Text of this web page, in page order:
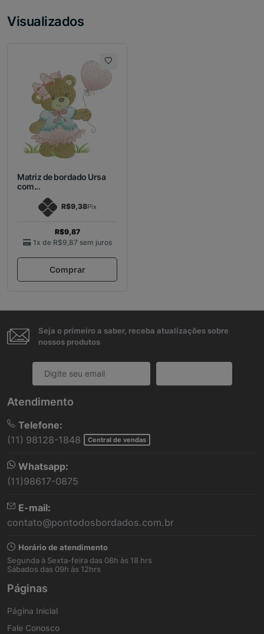
Visualizados
Matriz de bordado Ursa
com...
R$9,38Pix
R$9,87
1x de R$9,87 sem juros
Comprar
Seja o primeiro a saber, receba atualizações sobre
nossos produtos
Atendimento
Telefone:
(11) 98128-1848
Central de vendas
Whatsapp:
(11)98617-0875
E-mail:
contato@pontodosbordados.com.br
Horário de atendimento
Segunda à Sexta-feira das 08h às 18 hrs
Sábados das 09h às 12hrs
Páginas
Página Inicial
Fale Conosco